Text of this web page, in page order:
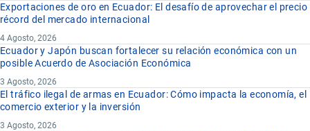
Exportaciones de oro en Ecuador: El desafío de aprovechar el precio
récord del mercado internacional
4 Agosto, 2026
Ecuador y Japón buscan fortalecer su relación económica con un
posible Acuerdo de Asociación Económica
3 Agosto, 2026
El tráfico ilegal de armas en Ecuador: Cómo impacta la economía, el
comercio exterior y la inversión
3 Agosto, 2026